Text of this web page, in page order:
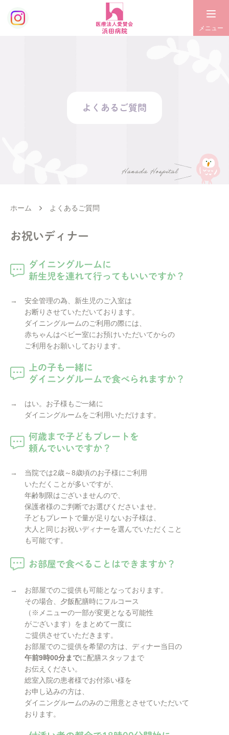
よくあるご質問
ホーム よくあるご質問
お祝いディナー
ダイニングルームに
新生児を連れて行ってもいいですか？
→ 安全管理の為、新生児のご入室は
お断りさせていただいております。
ダイニングルームのご利用の際には、
赤ちゃんはベビー室にお預けいただいてからの
ご利用をお願いしております。
上の子も一緒に
ダイニングルームで食べられますか？
→ はい。お子様もご一緒に
ダイニングルームをご利用いただけます。
何歳まで子どもプレートを
頼んでいいですか？
→ 当院では2歳～8歳頃のお子様にご利用
いただくことが多いですが、
年齢制限はございませんので、
保護者様のご判断でお選びくださいませ。
子どもプレートで量が足りないお子様は、
大人と同じお祝いディナーを選んでいただくこと
も可能です。
お部屋で食べることはできますか？
→ お部屋でのご提供も可能となっております。
その場合、夕飯配膳時にフルコース
（※メニューの一部が変更となる可能性
がございます）をまとめて一度に
ご提供させていただきます。
お部屋でのご提供を希望の方は、ディナー当日の
午前9時00分までに配膳スタッフまで
お伝えください。
総室入院の患者様でお付添い様を
お申し込みの方は、
ダイニングルームのみのご用意とさせていただいて
おります。